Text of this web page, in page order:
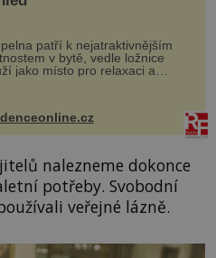
patří k nejatraktivnějším
v bytě, vedle ložnice
jako místo pro relaxaci a
Koupelnový textil –
osušky a koberečky –
jako mávnutím kouzelného
nalezneme dokonce
potřeby. Svobodní
veřejné lázně.